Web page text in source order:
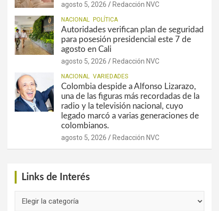
agosto 5, 2026 Redacción NVC
NACIONAL POLÍTICA
Autoridades verifican plan de seguridad
para posesión presidencial este 7 de
agosto en Cali
agosto 5, 2026 Redacción NVC
NACIONAL VARIEDADES
Colombia despide a Alfonso Lizarazo,
una de las figuras más recordadas de la
radio y la televisión nacional, cuyo
legado marcó a varias generaciones de
colombianos.
agosto 5, 2026 Redacción NVC
Links de Interés